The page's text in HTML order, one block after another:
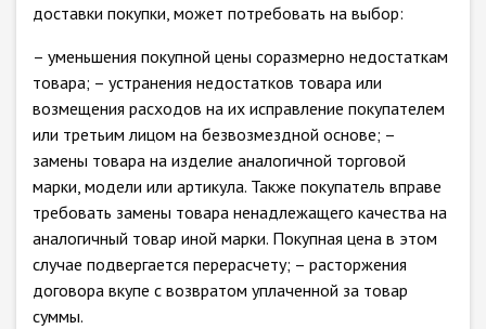
доставки покупки, может потребовать на выбор:
– уменьшения покупной цены соразмерно недостаткам
товара; – устранения недостатков товара или
возмещения расходов на их исправление покупателем
или третьим лицом на безвозмездной основе; –
замены товара на изделие аналогичной торговой
марки, модели или артикула. Также покупатель вправе
требовать замены товара ненадлежащего качества на
аналогичный товар иной марки. Покупная цена в этом
случае подвергается перерасчету; – расторжения
договора вкупе с возвратом уплаченной за товар
суммы.